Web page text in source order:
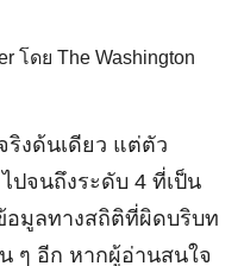
โดย The Washington
ริงด้นเดียว แต่ตัว
ปจนถึงระดับ 4 ที่เป็น
อมูลทางสถิติที่ผิดบริบท
ๆ อีก หากผู้อ่านสนใจ